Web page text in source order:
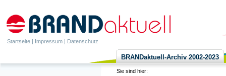
Startseite | Impressum | Datenschutz
BRANDaktuell-Archiv 2002-2023
Sie sind hier: